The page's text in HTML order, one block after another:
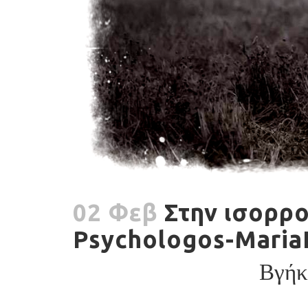
02 Φεβ Στην
Psychologos-